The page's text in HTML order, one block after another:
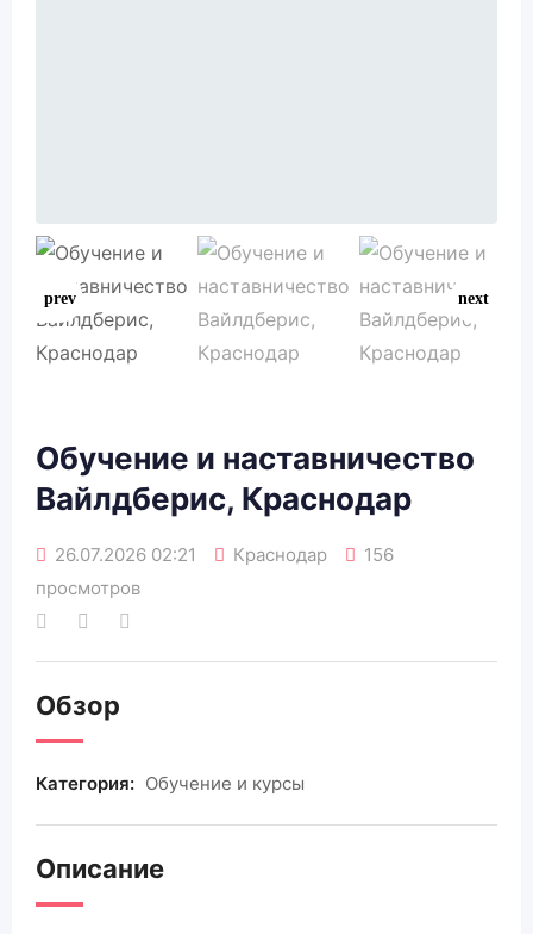
Обучение и наставничество
Вайлдберис, Краснодар
26.07.2026 02:21 Краснодар
156
просмотров
Обзор
Категория: Обучение и курсы
Описание